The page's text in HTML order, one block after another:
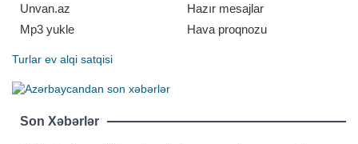
Unvan.az
Hazır mesajlar
Mp3 yukle
Hava proqnozu
Turlar ev alqi satqisi
Son Xəbərlər